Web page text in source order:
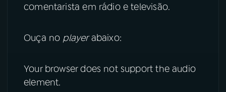
comentarista em rádio e televisão.
Ouça no playerabaixo:
Your browser does not support the audio
element.